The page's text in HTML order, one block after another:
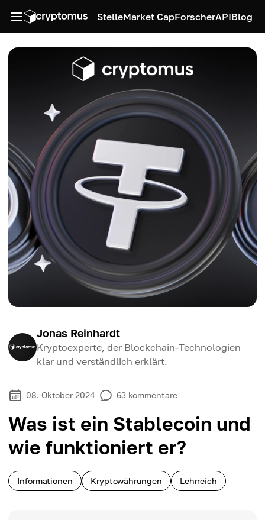
StelleMarket CapForscherAPIBlog
Jonas Reinhardt
Kryptoexperte, der Blockchain-Technologien
klar und verständlich erklärt.
08. Oktober 2024 63 kommentare
Was ist ein Stablecoin und
wie funktioniert er?
Informationen Kryptowährungen Lehrreich